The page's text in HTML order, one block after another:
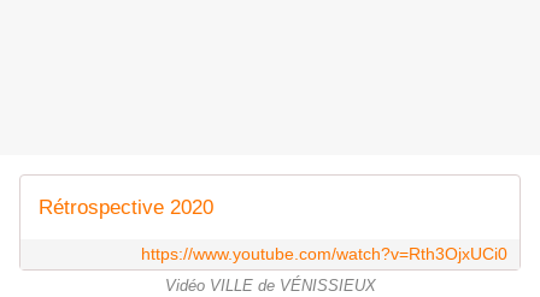
Rétrospective 2020
https://www.youtube.com/watch?v=Rth3OjxUCi0
Vidéo VILLE de VÉNISSIEUX